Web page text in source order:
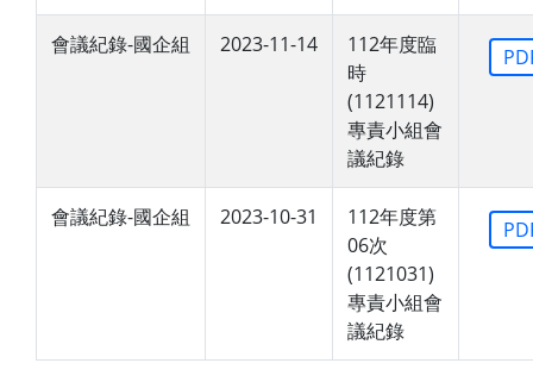
會議紀錄-國企組 2023-11-14
112年度臨
時
(1121114)
專責小組會
議紀錄
會議紀錄-國企組 2023-10-31
112年度第
06次
(1121031)
專責小組會
議紀錄